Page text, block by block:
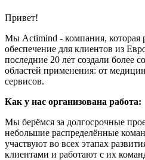
Привет!
Мы Actimind - компания, которая
обеспечение для клиентов из
последние 20 лет создали более
областей применения: от
сервисов.
Как у нас организована работа:
Мы берёмся за долгосрочные
небольшие распределённые
участвуют во всех этапах
клиентами и работают с их